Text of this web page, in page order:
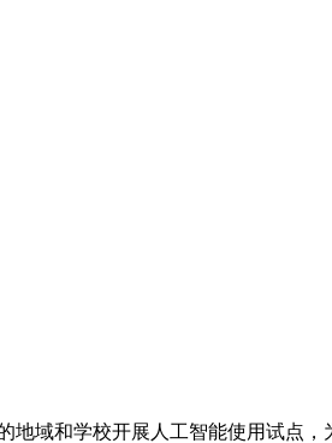
域和学校开展人工智能使用试点，